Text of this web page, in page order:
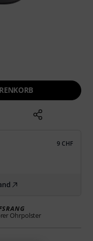
9 CHF
Ohrpolster